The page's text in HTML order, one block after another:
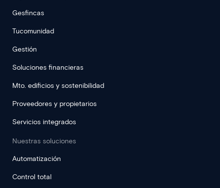
Gesfincas
Tucomunidad
Gestión
Soluciones financieras
Mto. edificios y sostenibilidad
Proveedores y propietarios
Servicios integrados
Nuestras soluciones
Automatización
Control total